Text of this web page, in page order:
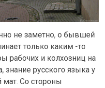
не заметно, о бывшей
только каким -то
рабочих и колхозниц на
знание русского языка у
мат. Со стороны